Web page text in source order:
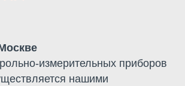
измерительных приборов
нашими